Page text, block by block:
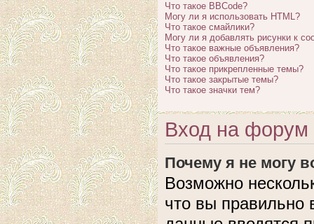
Что такое BBCode?
Могу ли я использовать HTML?
Что такое смайлики?
Могу ли я добавлять рисунки к
Что такое важные объявления?
Что такое объявления?
Что такое прикрепленные темы?
Что такое закрытые темы?
Что такое значки тем?
Вход на форум
Почему я не могу
Возможно
что вы правильно